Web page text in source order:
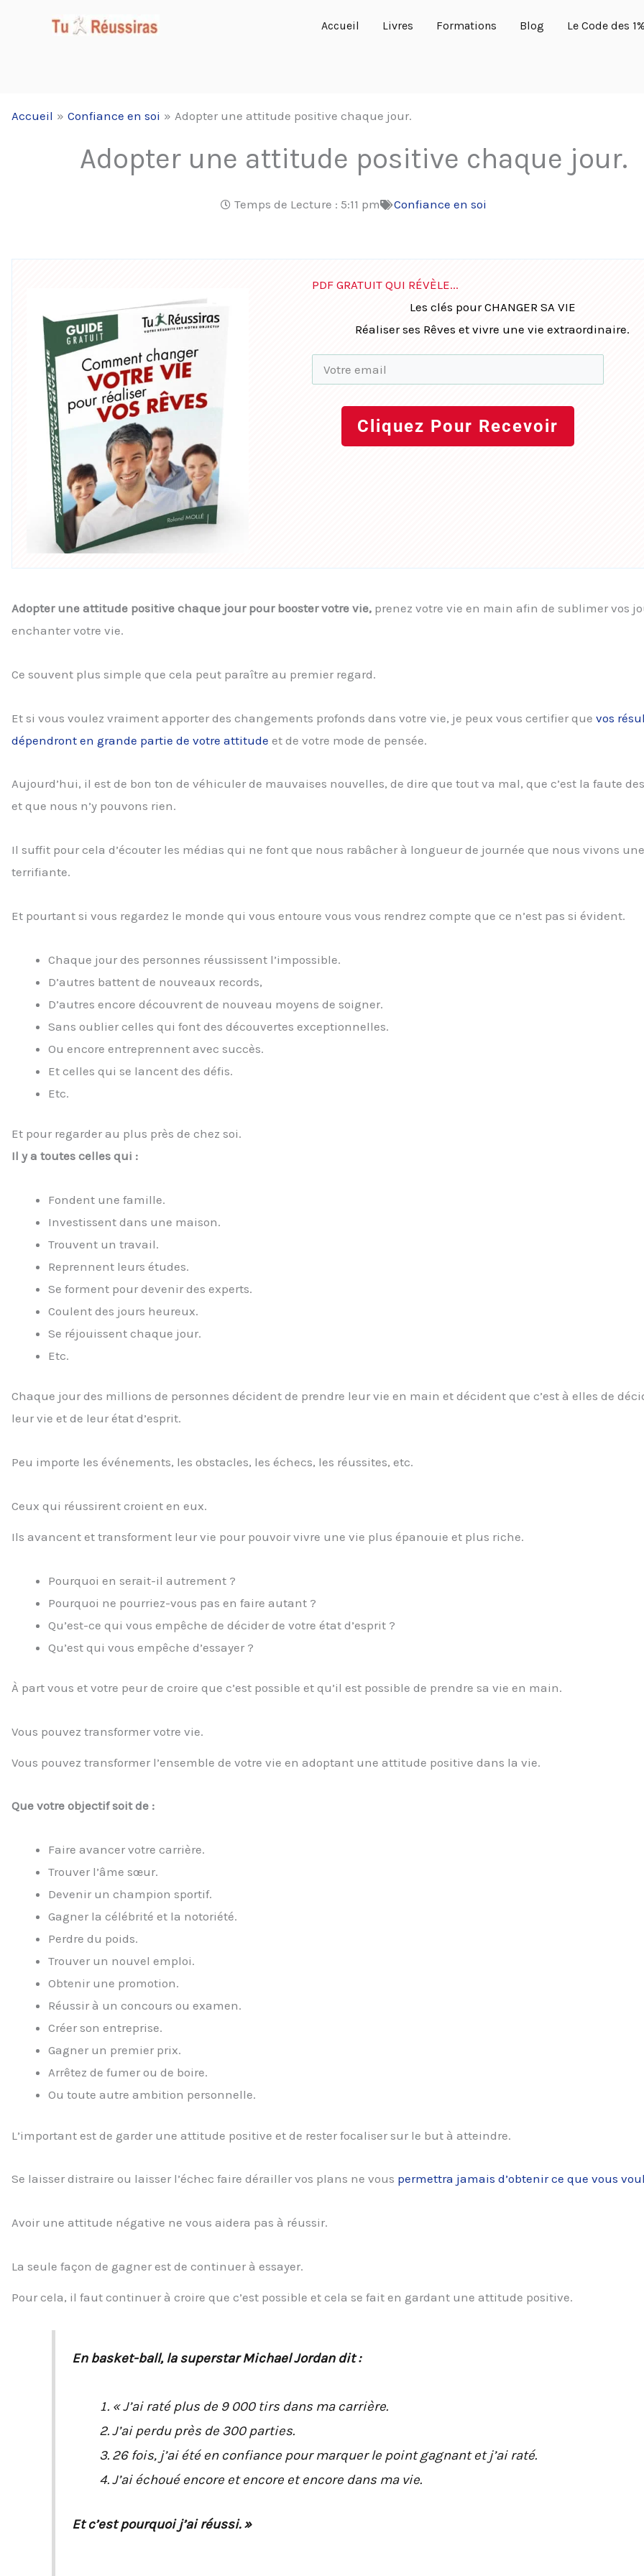
Accueil Livres Formations Blog Le Code des
Accueil Confiance en soi Adopter une attitude positive chaque jour.
Adopter une attitude positive chaque jour.
Temps de Lecture : 5:11 pm Confiance en soi
PDF GRATUIT QUI RÉVÈLE...
Les clés pour CHANGER SA VIE
Réaliser ses Rêves et vivre une vie extraordinaire.
Cliquez Pour Recevoir
Adopter une attitude positive chaque jour pour booster votre vie, prenez votre vie en main afin de sublimer vos
enchanter votre vie.
Ce souvent plus simple que cela peut paraître au premier regard.
Et si vous voulez vraiment apporter des changements profonds dans votre vie, je peux vous certifier que vos
dépendront en grande partie de votre attitude et de votre mode de pensée.
Aujourd’hui, il est de bon ton de véhiculer de mauvaises nouvelles, de dire que tout va mal, que c’est la faute
et que nous n’y pouvons rien.
Il suffit pour cela d’écouter les médias qui ne font que nous rabâcher à longueur de journée que nous vivons
terrifiante.
Et pourtant si vous regardez le monde qui vous entoure vous vous rendrez compte que ce n’est pas si évident.
Chaque jour des personnes réussissent l’impossible.
D’autres battent de nouveaux records,
D’autres encore découvrent de nouveau moyens de soigner.
Sans oublier celles qui font des découvertes exceptionnelles.
Ou encore entreprennent avec succès.
Et celles qui se lancent des défis.
Etc.
Et pour regarder au plus près de chez soi.
Il y a toutes celles qui :
Fondent une famille.
Investissent dans une maison.
Trouvent un travail.
Reprennent leurs études.
Se forment pour devenir des experts.
Coulent des jours heureux.
Se réjouissent chaque jour.
Etc.
Chaque jour des millions de personnes décident de prendre leur vie en main et décident que c’est à elles de
leur vie et de leur état d’esprit.
Peu importe les événements, les obstacles, les échecs, les réussites, etc.
Ceux qui réussirent croient en eux.
Ils avancent et transforment leur vie pour pouvoir vivre une vie plus épanouie et plus riche.
Pourquoi en serait-il autrement ?
Pourquoi ne pourriez-vous pas en faire autant ?
Qu’est-ce qui vous empêche de décider de votre état d’esprit ?
Qu’est qui vous empêche d’essayer ?
À part vous et votre peur de croire que c’est possible et qu’il est possible de prendre sa vie en main.
Vous pouvez transformer votre vie.
Vous pouvez transformer l’ensemble de votre vie en adoptant une attitude positive dans la vie.
Que votre objectif soit de :
Faire avancer votre carrière.
Trouver l’âme sœur.
Devenir un champion sportif.
Gagner la célébrité et la notoriété.
Perdre du poids.
Trouver un nouvel emploi.
Obtenir une promotion.
Réussir à un concours ou examen.
Créer son entreprise.
Gagner un premier prix.
Arrêtez de fumer ou de boire.
Ou toute autre ambition personnelle.
L’important est de garder une attitude positive et de rester focaliser sur le but à atteindre.
Se laisser distraire ou laisser l’échec faire dérailler vos plans ne vous permettra jamais d’obtenir ce que vous
Avoir une attitude négative ne vous aidera pas à réussir.
La seule façon de gagner est de continuer à essayer.
Pour cela, il faut continuer à croire que c’est possible et cela se fait en gardant une attitude positive.
En basket-ball, la superstar Michael Jordan dit :
« J’ai raté plus de 9 000 tirs dans ma carrière.
J’ai perdu près de 300 parties.
26 fois, j’ai été en confiance pour marquer le point gagnant et j’ai raté.
J’ai échoué encore et encore et encore dans ma vie.
Et c’est pourquoi j’ai réussi. »